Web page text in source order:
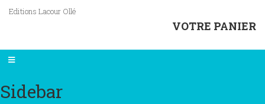
Editions Lacour Ollé
VOTRE PANIER
Sidebar